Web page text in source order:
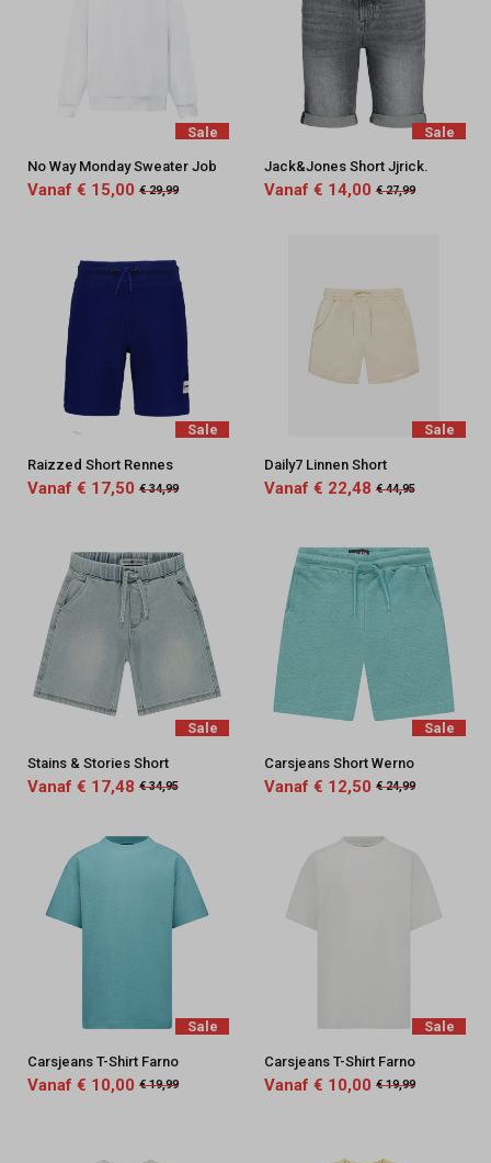
Sale
No Way Monday Sweater Job
Vanaf € 15,00 € 29,99
Sale
Jack&Jones Short Jjrick.
Vanaf € 14,00 € 27,99
Sale
Raizzed Short Rennes
Vanaf € 17,50 € 34,99
Sale
Daily7 Linnen Short
Vanaf € 22,48 € 44,95
Sale
Stains & Stories Short
Vanaf € 17,48 € 34,95
Sale
Carsjeans Short Werno
Vanaf € 12,50 € 24,99
Sale
Carsjeans T-Shirt Farno
Vanaf € 10,00 € 19,99
Sale
Carsjeans T-Shirt Farno
Vanaf € 10,00 € 19,99